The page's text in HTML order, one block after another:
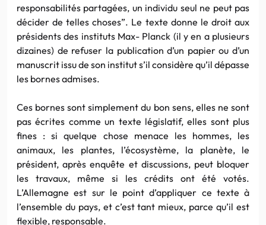
responsabilités partagées, un individu seul ne peut pas
décider de telles choses”. Le texte donne le droit aux
présidents des instituts Max- Planck (il y en a plusieurs
dizaines) de refuser la publication d’un papier ou d’un
manuscrit issu de son institut s’il considère qu’il dépasse
les bornes admises.
Ces bornes sont simplement du bon sens, elles ne sont
pas écrites comme un texte législatif, elles sont plus
fines : si quelque chose menace les hommes, les
animaux, les plantes, l’écosystème, la planète, le
président, après enquête et discussions, peut bloquer
les travaux, même si les crédits ont été votés.
L’Allemagne est sur le point d’appliquer ce texte à
l’ensemble du pays, et c’est tant mieux, parce qu’il est
flexible, responsable.